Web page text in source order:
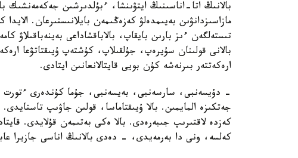
بالانىڭ اتا-اناسىنىڭ ايتۋىنشا، ءبۇلدىرشىن جەكەمەنشىك
مازاسىزدانۋىن بەيىمدەلۋ كەزەڭىمەن بايلانىستىرعان.
تىستەلگەن ءىز بارىن بايقاپ، بالاباقشاداعى بەينەباقىلاۋ
بالانى قولىنان سۇيرەپ، جۇلقىلاپ، كۇشتەپ ۇيىقتاتۋعا
ارەكەتتەر بىرنەشە كۇن بويى قايتالانعانىن ايتادى.
- دۇيسەنبى، سارسەنبى، بەيسەنبى، جۇما كۇندەرى ءتورت
جەتكىزە المايمىن. بالا ۇيىقتاماسا، قولىن جاۋىپ
كەزدە لاقتىرىپ جىبەرەدى. بالا ەكى بەتىمەن قۇلايدى.
كەلسە، ونى دا بەرمەيدى، - دەدى بالانىڭ اناسى جازيرا